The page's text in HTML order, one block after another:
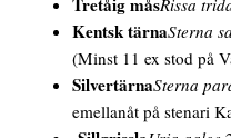
Tretåig måsRissa
Kentsk tärnaSterna
(Minst 11 ex stod på
SilvertärnaSterna
emellanåt på stenari